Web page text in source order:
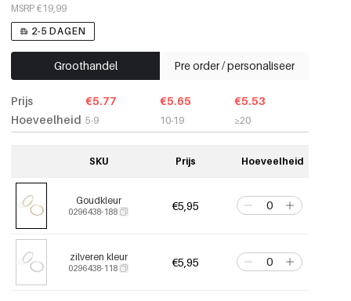
MSRP €19,99
2-5 DAGEN
Groothandel Pre order / personaliseer
Prijs
Hoeveelheid
€5.77
5-9
€5.65
10-19
€5.53
≥20
SKU Prijs Hoeveelheid
Goudkleur
0296438-188 €5,95
zilveren kleur
0296438-118 €5,95